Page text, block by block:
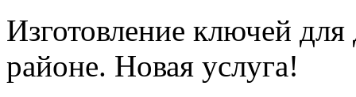
Изготовление ключей
районе. Новая услуга!